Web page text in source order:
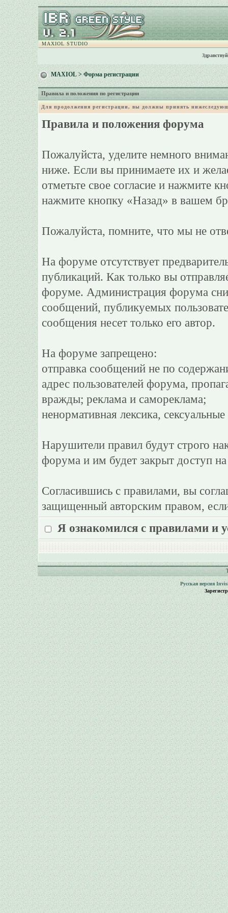
MAXIOL STUDIO
MAXIOL> Форма регистрации
Правила и положения по регистрации
Для продолжения регистрации, вы должны принять
Правила и положения форума
Пожалуйста, уделите немного
ниже. Если вы принимаете их и
отметьте свое согласие и нажмите
нажмите кнопку «Назад» в вашем
Пожалуйста, помните, что мы не
На форуме отсутствует
публикаций. Как только вы
форуме. Администрация форума
сообщений, публикуемых
сообщения несет только его автор.
На форуме запрещено:
отправка сообщений не по
адрес пользователей форума,
вражды; реклама и самореклама;
ненормативная лексика,
Нарушители правил будут строго
форума и им будет закрыт доступ
Согласившись с правилами, вы
защищенный авторским правом,
Я ознакомился с правилами и
Русская версия